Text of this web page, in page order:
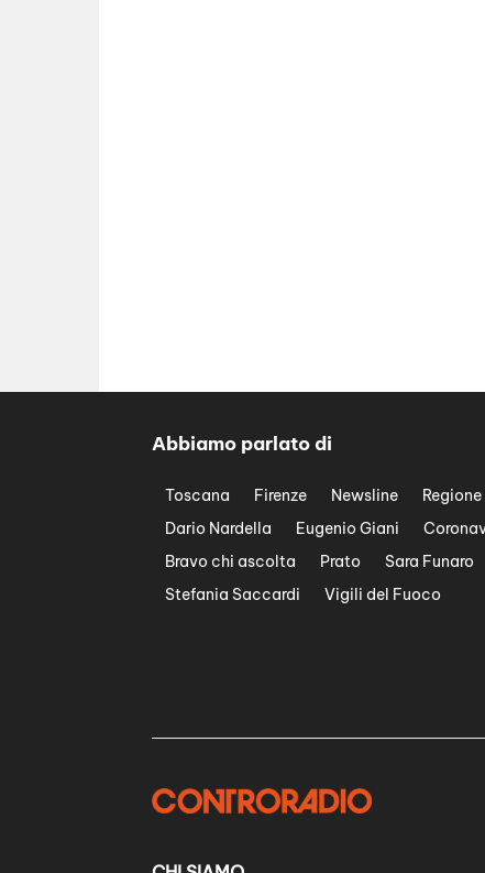
Abbiamo parlato di
Toscana Firenze Newsline
Dario Nardella
Eugenio Giani
Bravo chi ascolta
Prato Sara Funaro
Stefania Saccardi
Vigili del Fuoco